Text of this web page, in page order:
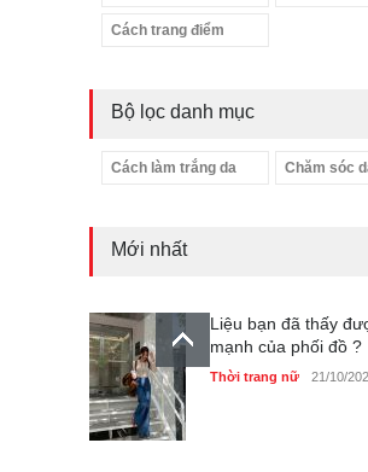
Cách trang điểm
Bộ lọc danh mục
Cách làm trắng da Chăm sóc
Mới nhất
Liệu bạn đã thấy
mạnh của phối đồ ?
Thời trang nữ 21/10/